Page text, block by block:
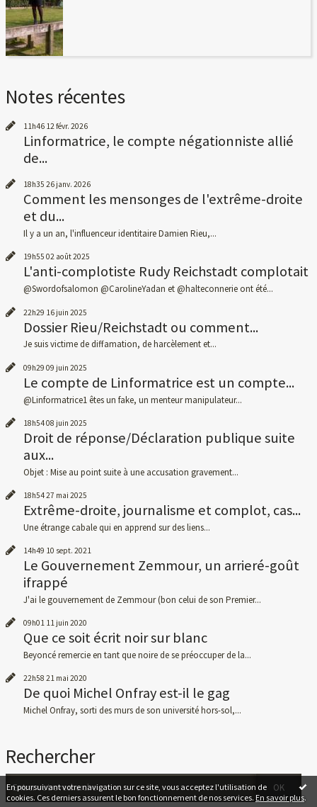
En poursuivant votre navigation sur ce site, vous acceptez l'utilisation de
cookies. Ces derniers assurent le bon fonctionnement de nos services. En savoir plus.
Notes récentes
11h46 12févr. 2026
Linformatrice, le compte négationniste allié
de...
18h35 26 janv. 2026
Comment les mensonges de l'extrême-droite
et du...
Il y a un an, l'influenceur identitaire Damien Rieu,...
19h55 02 août 2025
L'anti-complotiste Rudy Reichstadt complotait
@Swordofsalomon @CarolineYadan et @halteconnerie ont été...
22h29 16 juin 2025
Dossier Rieu/Reichstadt ou comment...
Je suis victime de diffamation, de harcèlement et...
09h29 09 juin 2025
Le compte de Linformatrice est un compte...
@Linformatrice1 êtes un fake, un menteur manipulateur...
18h5408 juin 2025
Droit de réponse/Déclaration publique suite
aux...
Objet : Mise au point suite à une accusation gravement...
18h5427 mai 2025
Extrême-droite, journalisme et complot, cas...
Une étrange cabale qui en apprend sur des liens...
14h49 10 sept. 2021
Le Gouvernement Zemmour, un arrieré-goût
ifrappé
J'ai le gouvernement de Zemmour (bon celui de son Premier...
09h01 11 juin 2020
Que ce soit écrit noir sur blanc
Beyoncé remercie en tant que noire de se préoccuper de la...
22h58 21 mai 2020
De quoi Michel Onfray est-il le gag
Michel Onfray, sorti des murs de son université hors-sol,...
Rechercher